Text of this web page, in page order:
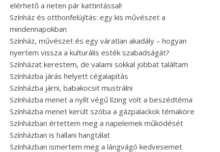
elérhető a neten pár kattintással!
Színház és otthonfelújítás: egy kis művészet a
mindennapokban
Színház, művészet és egy váratlan akadály – hogyan
nyertem vissza a kulturális esték szabadságát?
Színházat kerestem, de valami sokkal jobbat találtam
Színházba járás helyett cégalapítás
Színházba járni, babakocsit mustrálni
Színházba menet a nyílt végű lízing volt a beszédtéma
Színházba menet került szóba a gázpalackok témaköre
Színházban értettem meg a napelemek működését
Színházban is hallani hangtálat
Színházban ismertem meg a lángvágó kedvesemet